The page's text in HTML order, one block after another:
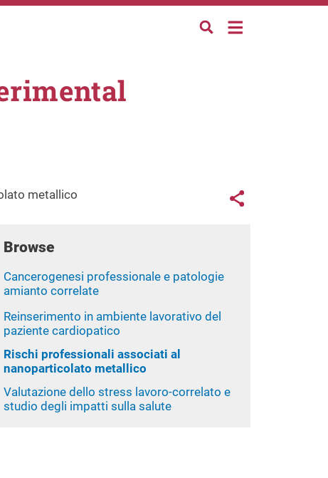
metallico Links
Share button
Browse
Cancerogenesi professionale e patologie
amianto correlate
Reinserimento in ambiente lavorativo del
paziente cardiopatico
Rischi professionali associati al
nanoparticolato metallico
Valutazione dello stress lavoro-correlato e
studio degli impatti sulla salute